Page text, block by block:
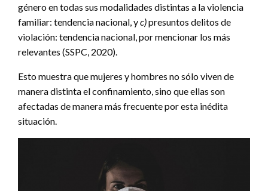
género en todas sus modalidades distintas a la violencia
familiar: tendencia nacional, yc)presuntos delitos de
violación: tendencia nacional, por mencionar los más
relevantes (SSPC, 2020).
Esto muestra que mujeres y hombres no sólo viven de
manera distinta el confinamiento, sino que ellas son
afectadas de manera más frecuente por esta inédita
situación.